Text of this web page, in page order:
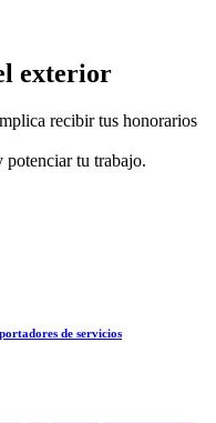
exterior
recibir tus honorarios
tu trabajo.
de servicios